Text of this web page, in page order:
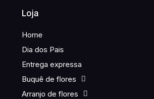
Loja
Home
Dia dos Pais
Entrega expressa
Buquê de flores
Arranjo de flores